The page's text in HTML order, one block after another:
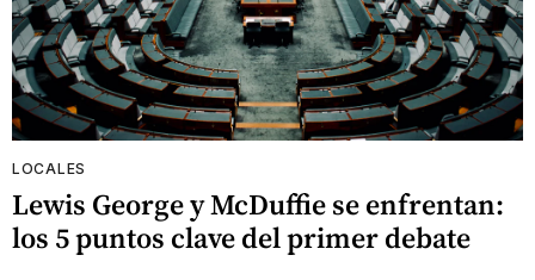
LOCALES
Lewis George y McDuffie se enfrentan:
los 5 puntos clave del primer debate